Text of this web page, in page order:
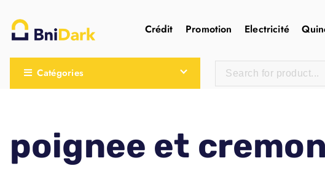
Crédit Promotion Electricité
Catégories
poignee et